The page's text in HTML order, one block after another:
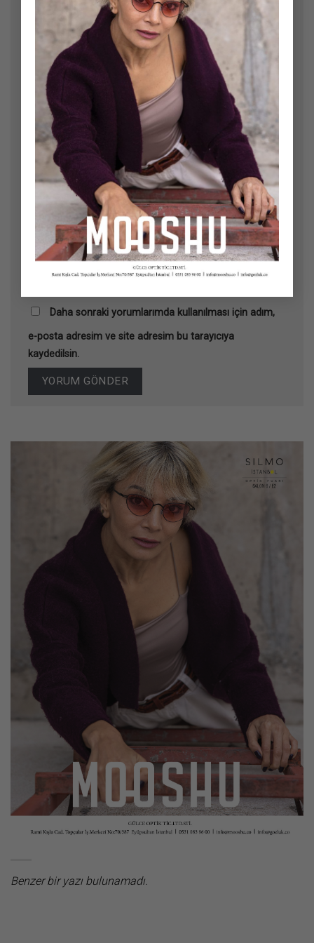
E-posta*
İnternet sitesi
Daha sonraki yorumlarımda kullanılması için adım,
e-posta adresim ve site adresim bu tarayıcıya
kaydedilsin.
Benzer bir yazı bulunamadı.